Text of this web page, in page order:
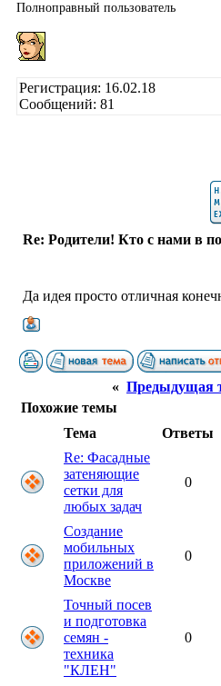
Полноправный пользователь
Регистрация: 16.02.18
Сообщений: 81
Re: Родители! Кто с нами в
Да идея просто отличная
« Предыдущая
Похожие темы
Тема
Ответы
Re: Фасадные
затеняющие
сетки для
любых задач
0
Создание
мобильных
приложений в
Москве
0
Точный посев
и подготовка
семян -
техника
"КЛЕН"
0